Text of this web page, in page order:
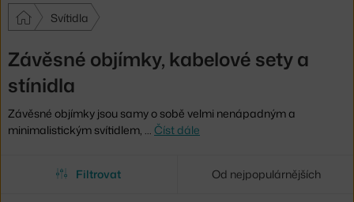
Svítidla
Závěsné objímky, kabelové sety a
stínidla
Závěsné objímky jsou samy o sobě velmi nenápadným a
minimalistickým svítidlem, … Číst dále
Filtrovat Od nejpopulárnějších